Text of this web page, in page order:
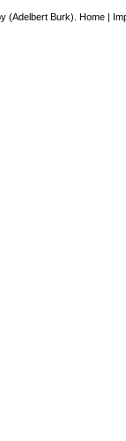
(Adelbert Burk). Home|